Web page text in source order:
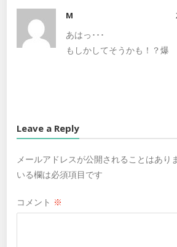
M
あはっ･･･
もしかしてそうかも！？爆
Leave a Reply
メールアドレスが公開されることはあり
いる欄は必須項目です
コメント ※